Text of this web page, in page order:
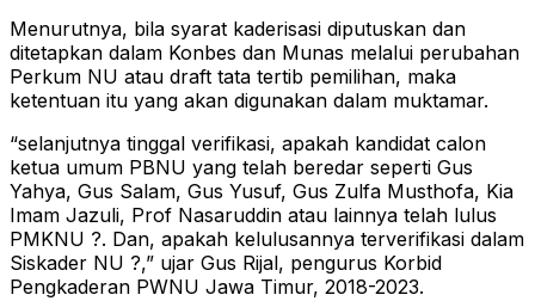
Menurutnya, bila syarat kaderisasi diputuskan dan
ditetapkan dalam Konbes dan Munas melalui perubahan
Perkum NU atau draft tata tertib pemilihan, maka
ketentuan itu yang akan digunakan dalam muktamar.
“selanjutnya tinggal verifikasi, apakah kandidat calon
ketua umum PBNU yang telah beredar seperti Gus
Yahya, Gus Salam, Gus Yusuf, Gus Zulfa Musthofa, Kia
Imam Jazuli, Prof Nasaruddin atau lainnya telah lulus
PMKNU ?. Dan, apakah kelulusannya terverifikasi dalam
Siskader NU ?,” ujar Gus Rijal, pengurus Korbid
Pengkaderan PWNU Jawa Timur, 2018-2023.